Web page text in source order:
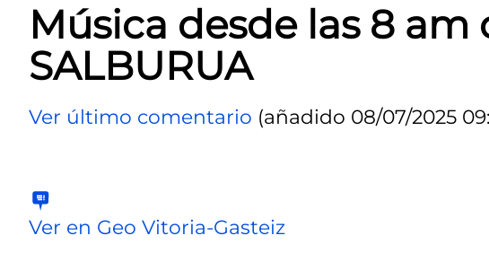
Música desde las 8 am
SALBURUA
Ver último comentario (añadido 08/07/2025
Ver en Geo Vitoria-Gasteiz